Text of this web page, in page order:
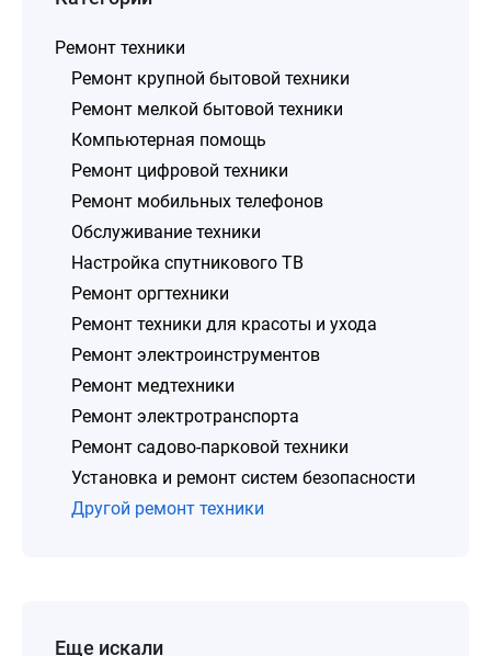
Ремонт техники
Ремонт крупной бытовой техники
Ремонт мелкой бытовой техники
Компьютерная помощь
Ремонт цифровой техники
Ремонт мобильных телефонов
Обслуживание техники
Настройка спутникового ТВ
Ремонт оргтехники
Ремонт техники для красоты и ухода
Ремонт электроинструментов
Ремонт медтехники
Ремонт электротранспорта
Ремонт садово-парковой техники
Установка и ремонт систем безопасности
Другой ремонт техники
Еще искали